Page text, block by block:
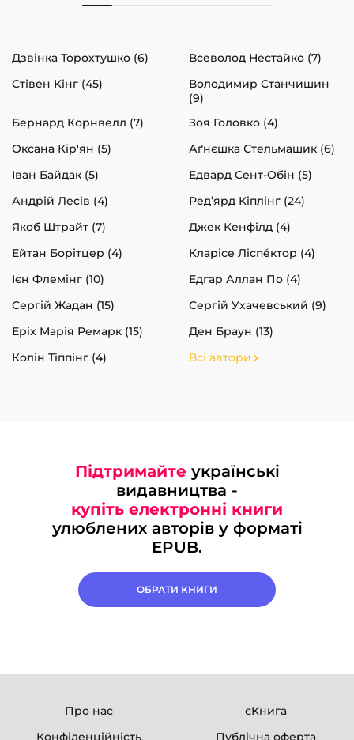
Дзвінка Торохтушко (6)
Всеволод Нестайко (7)
Стівен Кінг (45)
Володимир Станчишин
(9)
Бернард Корнвелл (7)
Зоя Головко (4)
Оксана Кір'ян (5)
Аґнєшка Стельмашик (6)
Іван Байдак (5)
Едвард Сент-Обін (5)
Андрій Лесів (4)
Ред’ярд Кіплінґ (24)
Якоб Штрайт (7)
Джек Кенфілд (4)
Ейтан Борітцер (4)
Кларісе Ліспéктор (4)
Ієн Флемінг (10)
Едгар Аллан По (4)
Сергій Жадан (15)
Сергій Ухачевський (9)
Еріх Марія Ремарк (15)
Ден Браун (13)
Колін Тіппінг (4)
Всі автори
Підтримайте українські
видавництва -
купіть електронні книги
улюблених авторів у форматі
EPUB.
ОБРАТИ КНИГИ
Про нас
єКнига
Конфіденційність
Публічна оферта